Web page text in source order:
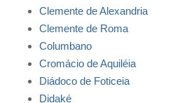
Clemente de Alexandria
Clemente de Roma
Columbano
Cromácio de Aquiléia
Diádoco de Foticeia
Didaké